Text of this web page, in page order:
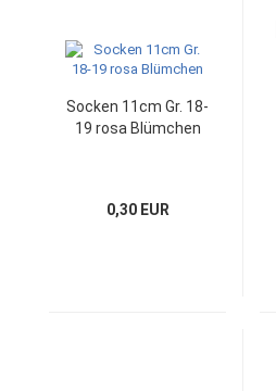
Socken 11cm Gr. 18-
19 rosa Blümchen
0,30 EUR